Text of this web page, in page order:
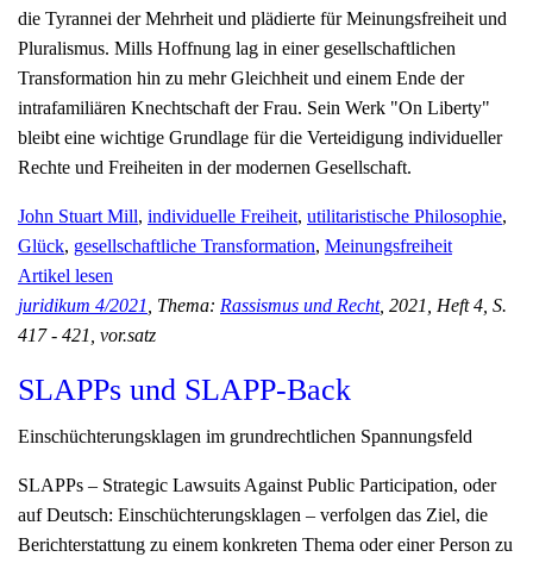
die Tyrannei der Mehrheit und plädierte für Meinungsfreiheit und
Pluralismus. Mills Hoffnung lag in einer gesellschaftlichen
Transformation hin zu mehr Gleichheit und einem Ende der
intrafamiliären Knechtschaft der Frau. Sein Werk "On Liberty"
bleibt eine wichtige Grundlage für die Verteidigung individueller
Rechte und Freiheiten in der modernen Gesellschaft.
John Stuart Mill, individuelle Freiheit, utilitaristische Philosophie,
Glück, gesellschaftliche Transformation, Meinungsfreiheit
Artikel lesen
juridikum 4/2021
, Thema: Rassismus und Recht, 2021, Heft 4, S.
417 - 421, vor.satz
SLAPPs und SLAPP-Back
Einschüchterungsklagen im grundrechtlichen Spannungsfeld
SLAPPs – Strategic Lawsuits Against Public Participation, oder
auf Deutsch: Einschüchterungsklagen – verfolgen das Ziel, die
Berichterstattung zu einem konkreten Thema oder einer Person zu